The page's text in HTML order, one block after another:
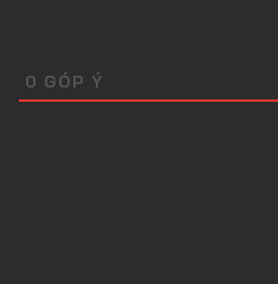
0 GÓP Ý